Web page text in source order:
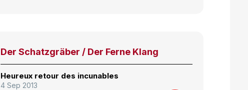
Der Schatzgräber / Der Ferne Klang
Heureux retour des incunables
4 Sep 2013